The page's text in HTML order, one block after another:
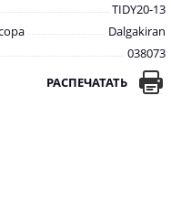
TIDY20-13
Dalgakiran
038073
РАСПЕЧАТАТЬ